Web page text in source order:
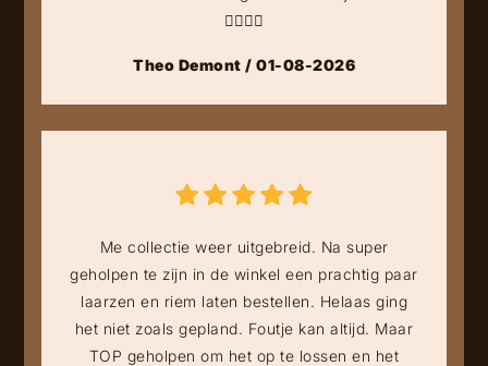
👍🏻👍🏻
Theo Demont / 01-08-2026
Me collectie weer uitgebreid. Na super
geholpen te zijn in de winkel een prachtig paar
laarzen en riem laten bestellen. Helaas ging
het niet zoals gepland. Foutje kan altijd. Maar
TOP geholpen om het op te lossen en het